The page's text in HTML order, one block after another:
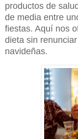
productos de
de media entre
fiestas. Aquí nos
dieta sin
navideñas.